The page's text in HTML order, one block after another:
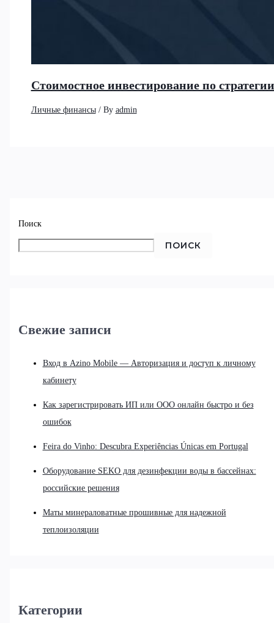
Поиск
ПОИСК
Свежие записи
Вход в Azino Mobile — Авторизация и доступ к личному
кабинету
Как зарегистрировать ИП или ООО онлайн быстро и без
ошибок
Feira do Vinho: Descubra Experiências Únicas em Portugal
Оборудование SEKO для дезинфекции воды в бассейнах:
российские решения
Маты минераловатные прошивные для надежной
теплоизоляции
Категории
Стоимостное инвестирование по
Личные финансы/ By admin